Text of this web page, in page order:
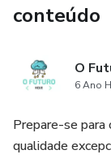
conteúdo
O
6 Ano
Prepare-se
qualidade